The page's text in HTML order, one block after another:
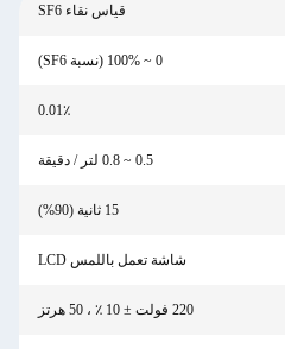
قياس نقاء SF6
0 ~ 100% (نسبة SF6)
0.01٪
0.5 ~ 0.8 لتر / دقيقة
15 ثانية (90%)
شاشة تعمل باللمس LCD
220 فولت ± 10 ٪ ، 50 هرتز